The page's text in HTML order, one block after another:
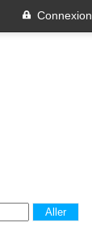
Connexion